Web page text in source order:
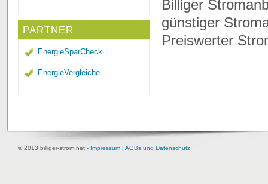
PARTNER
EnergieSparCheck
EnergieVergleiche
Billiger
günstiger
Preiswerter
© 2013 billiger-strom.net - Impressum | AGBs und Datenschutz